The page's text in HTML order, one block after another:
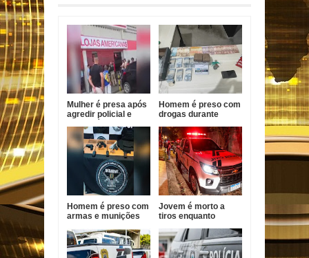
Mulher é presa após
agredir policial e
Bayeux
Homem é preso com
drogas durante
Santa Helena
Homem é preso com
armas e munições
no Conde
Jovem é morto a
tiros enquanto
João Pessoa